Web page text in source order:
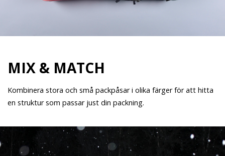
MIX & MATCH
Kombinera stora och små packpåsar i olika färger för att hitta
en struktur som passar just din packning.